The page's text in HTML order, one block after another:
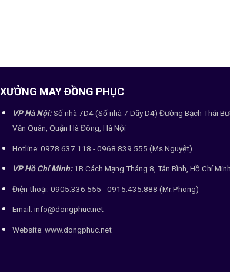
XƯỞNG MAY ĐỒNG PHỤC
VP Hà Nội:Số nhà 7D4 (Số nhà 7 Dãy D4) Đường Bạch Thái
Văn Quán, Quận Hà Đông, Hà Nội
Hotline: 0978 637 118 - 0968.839.555 (Ms.Nguyệt)
VP Hồ Chí Minh:1B Cách Mạng Tháng 8, Tân Bình, Hồ Chí
Điện thoại: 0905.336.555 - 0915.435.888 (Mr.Phong)
Email: info@dongphuc.net
Website:www.dongphuc.net